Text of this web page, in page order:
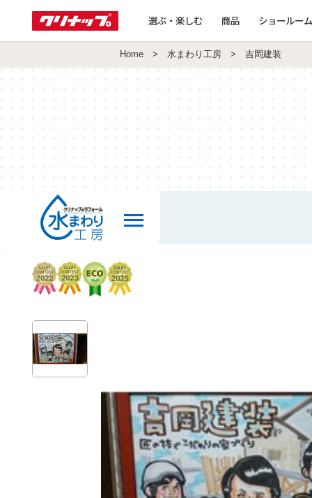
選ぶ・楽しむ 商品 ショールー
Home > 水まわり工房 > 吉岡建装